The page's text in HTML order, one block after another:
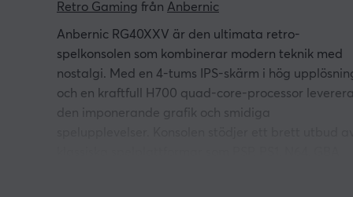
Retro Gaming från Anbernic
Anbernic RG40XXV är den ultimata retro-
spelkonsolen som kombinerar modern teknik med
nostalgi. Med en 4-tums IPS-skärm i hög
och en kraftfull H700 quad-core-processor
den imponerande grafik och smidiga